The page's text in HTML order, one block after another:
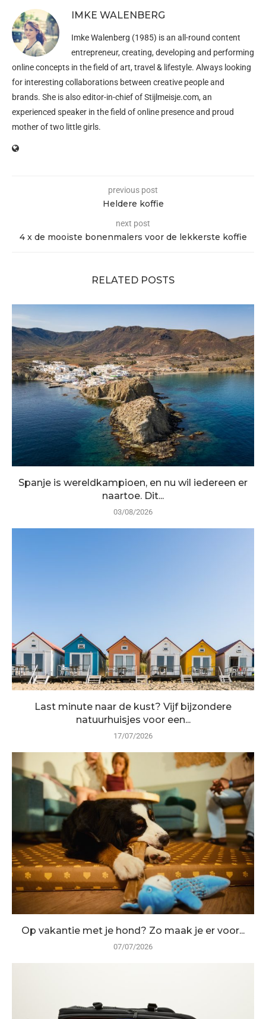
IMKE WALENBERG
Imke Walenberg (1985) is an all-round content
entrepreneur, creating, developing and performing
online concepts in the field of art, travel & lifestyle. Always looking
for interesting collaborations between creative people and
brands. She is also editor-in-chief ofStijlmeisje.com, an
experienced speaker in the field of online presence and proud
mother of two little girls.
previous post
Heldere koffie
next post
4 x de mooiste bonenmalers voor de lekkerste koffie
RELATED POSTS
Spanje is wereldkampioen, en nu wil iedereen er
naartoe. Dit...
03/08/2026
Last minute naar de kust? Vijf bijzondere
natuurhuisjes voor een...
17/07/2026
Op vakantie met je hond? Zo maak je er voor...
07/07/2026